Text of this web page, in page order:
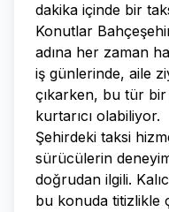
dakika içinde bir
Konutlar
adına her zaman
iş günlerinde, aile
çıkarken, bu tür
kurtarıcı olabiliyor.
Şehirdeki taksi
sürücülerin
doğrudan ilgili.
bu konuda titizlikle